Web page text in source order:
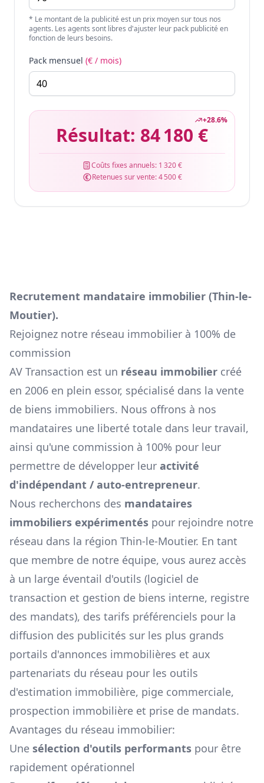
* Le montant de la publicité est un prix moyen sur tous nos
agents. Les agents sont libres d'ajuster leur pack publicité en
fonction de leurs besoins.
Pack mensuel (€ / mois)
+28.6%
Résultat: 84 180 €
Coûts fixes annuels: 1 320 €
Retenues sur vente:4 500 €
Recrutement mandataire immobilier (Thin-le-
Moutier).
Rejoignez notre réseau immobilier à 100% de
commission
AV Transaction est un réseau immobilier créé
en 2006 en plein essor, spécialisé dans la vente
de biens immobiliers. Nous offrons à nos
mandataires une liberté totale dans leur travail,
ainsi qu'une commission à 100% pour leur
permettre de développer leur activité
d'indépendant / auto-entrepreneur.
Nous recherchons des mandataires
immobiliers expérimentés pour rejoindre notre
réseau dans la région Thin-le-Moutier. En tant
que membre de notre équipe, vous aurez accès
à un large éventail d'outils (logiciel de
transaction et gestion de biens interne, registre
des mandats), des tarifs préférenciels pour la
diffusion des publicités sur les plus grands
portails d'annonces immobilières et aux
partenariats du réseau pour les outils
d'estimation immobilière, pige commerciale,
prospection immobilière et prise de mandats.
Avantages du réseau immobilier:
Une sélection d'outils performants pour être
rapidement opérationnel